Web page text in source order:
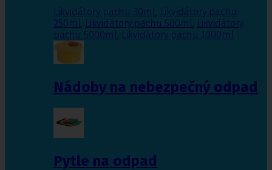
Likvidátory pachu 30ml, Likvidátory pachu
250ml, Likvidátory pachu 500ml, Likvidátory
pachu 5000ml, Likvidátory pachu 1000ml
Nádoby na nebezpečný odpad
Pytle na odpad